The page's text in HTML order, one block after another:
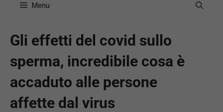
Menu
Gli effetti del covid sullo
sperma, incredibile cosa è
accaduto alle persone
affette dal virus